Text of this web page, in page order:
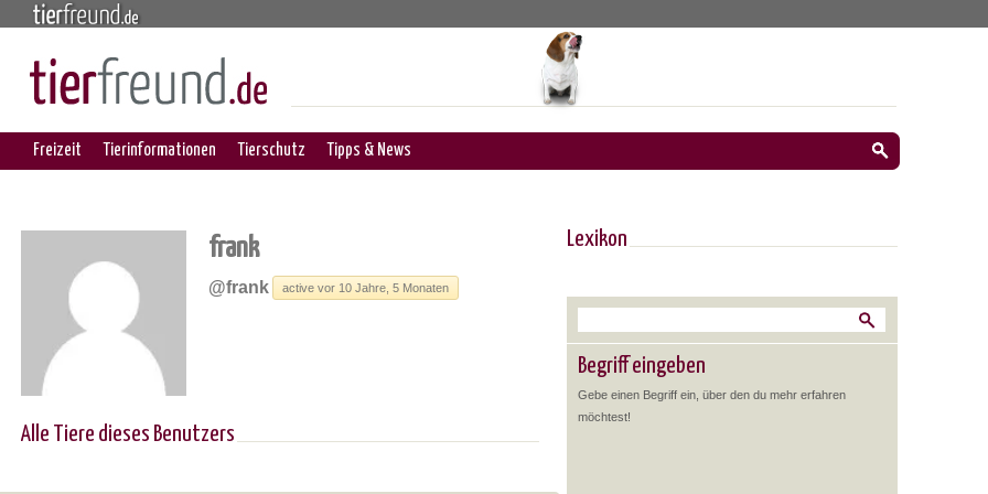
Freizeit Tierinformationen Tierschutz Tipps & News
frank
@frank active vor 10 Jahre, 5 Monaten
Alle Tiere dieses Benutzers
Lexikon
Begriff eingeben
Gebe einen Begriff ein, über den du mehr erfahren
möchtest!